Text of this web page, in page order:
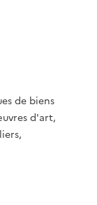
de biens
d'art,